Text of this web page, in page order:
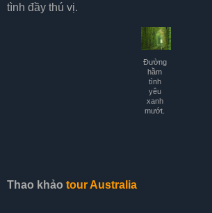
tình đầy thú vị.
Đường
hầm
tình
yêu
xanh
mướt.
Thao khảo tour Australia